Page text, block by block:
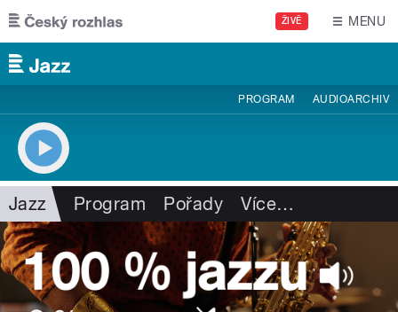
Přejít k hlavnímu obsahu
ŽIVĚ MENU
PROGRAM AUDIOARCHIV
Jazz Program Pořady Více…